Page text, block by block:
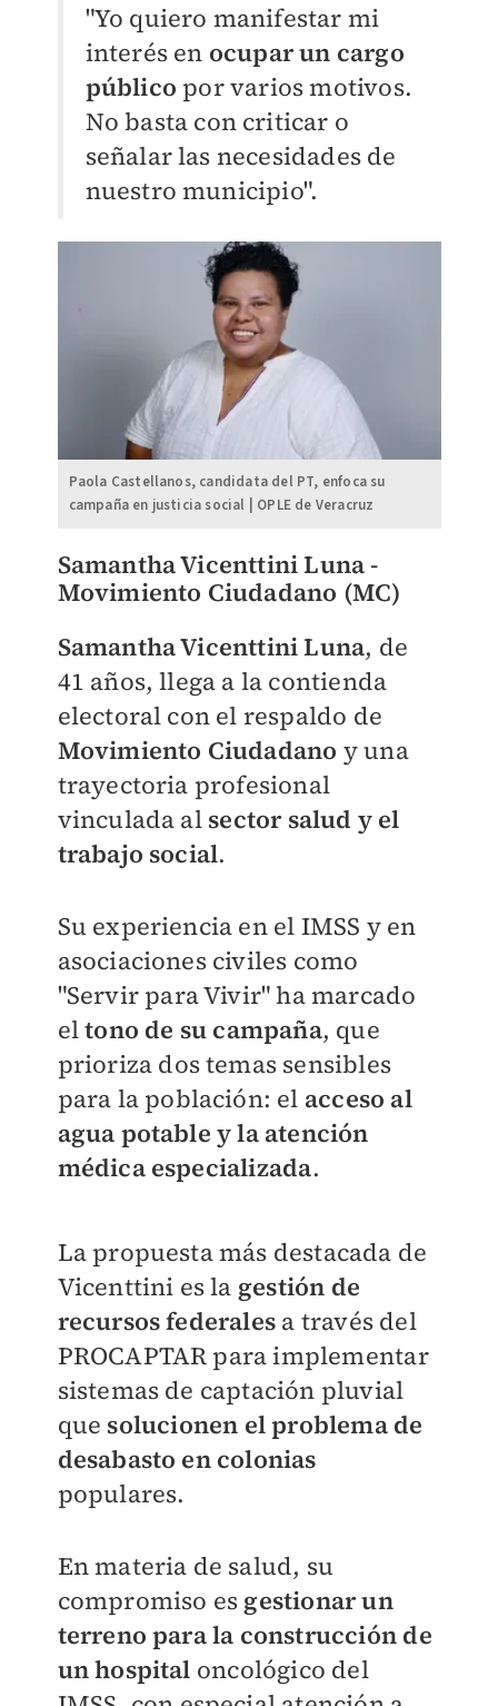
"Yo quiero manifestar mi
interés en ocupar un cargo
público por varios motivos.
No basta con criticar o
señalar las necesidades de
nuestro municipio".
Paola Castellanos, candidata del PT, enfoca su
campaña en justicia social | OPLE de Veracruz
Samantha Vicenttini Luna -
Movimiento Ciudadano (MC)
Samantha Vicenttini Luna, de
41 años, llega a la contienda
electoral con el respaldo de
Movimiento Ciudadano y una
trayectoria profesional
vinculada al sector salud y el
trabajo social.
Su experiencia en el IMSS y en
asociaciones civiles como
"Servir para Vivir" ha marcado
eltono de su campaña, que
prioriza dos temas sensibles
para la población: el acceso al
agua potable y la atención
médica especializada.
La propuesta más destacada de
Vicenttini es la gestión de
recursos federales a través del
PROCAPTAR para implementar
sistemas de captación pluvial
que solucionen el problema de
desabasto en colonias
populares.
En materia de salud, su
compromiso es gestionar un
terreno para la construcción de
un hospital oncológico del